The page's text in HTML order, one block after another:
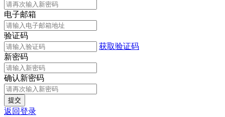
电子邮箱
验证码
获取验证码
新密码
确认新密码
返回登录